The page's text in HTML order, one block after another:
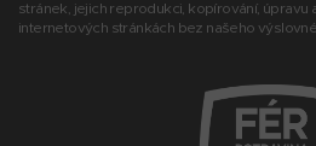
stránek, jejich reprodukci, kopírování, úpravu
internetových stránkách bez našeho